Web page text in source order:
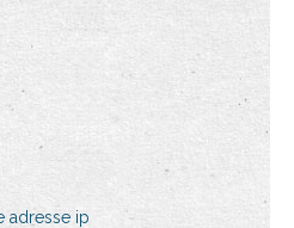
adresse ip